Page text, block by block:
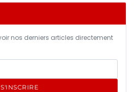
nos derniers articles directement
S'INSCRIRE